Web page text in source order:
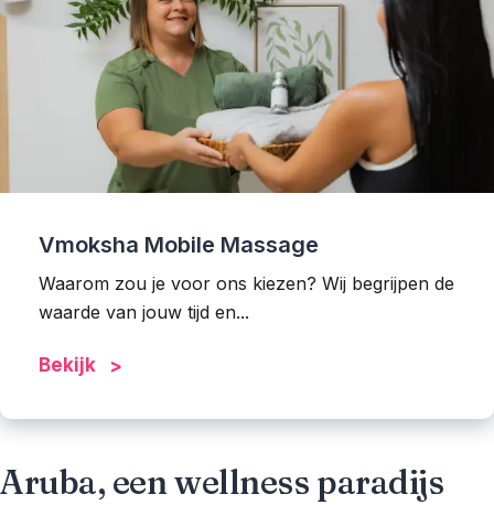
Vmoksha Mobile Massage
Waarom zou je voor ons kiezen? Wij begrijpen de
waarde van jouw tijd en...
Bekijk
Aruba, een wellness paradijs